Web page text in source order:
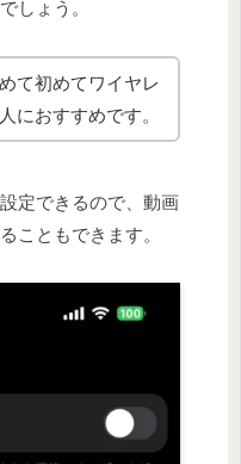
でしょう。
て初めてワイヤレ
におすすめです。
定できるので、動画
こともできます。